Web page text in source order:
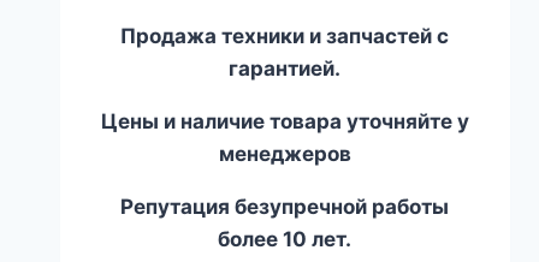
Продажа техники и запчастей с
гарантией.
Цены и наличие товара уточняйте у
менеджеров
Репутация безупречной работы
более 10 лет.